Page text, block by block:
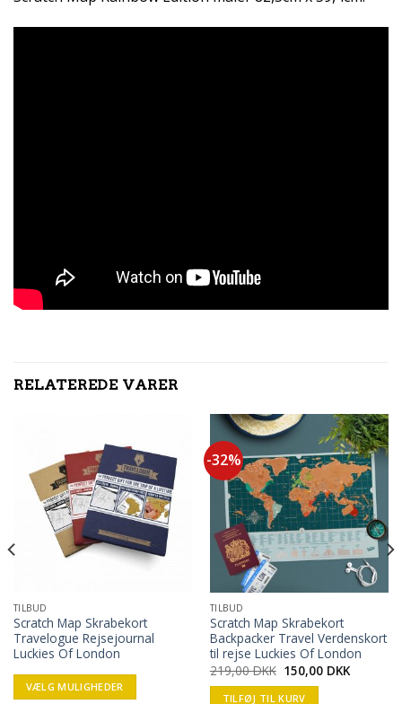
RELATEREDE VARER
TILBUD
Scratch Map Skrabekort
Travelogue Rejsejournal
Luckies Of London
VÆLG MULIGHEDER
-32%
TILBUD
Scratch Map Skrabekort
Backpacker Travel Verdenskort
til rejse Luckies Of London
219,00DKK 150,00 DKK
TILFØJ TIL KURV